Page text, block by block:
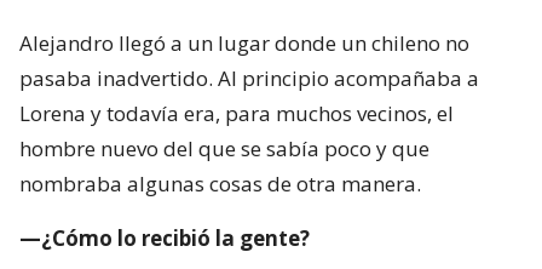
Alejandro llegó a un lugar donde un chileno no
pasaba inadvertido. Al principio acompañaba a
Lorena y todavía era, para muchos vecinos, el
hombre nuevo del que se sabía poco y que
nombraba algunas cosas de otra manera.
—¿Cómo lo recibió la gente?